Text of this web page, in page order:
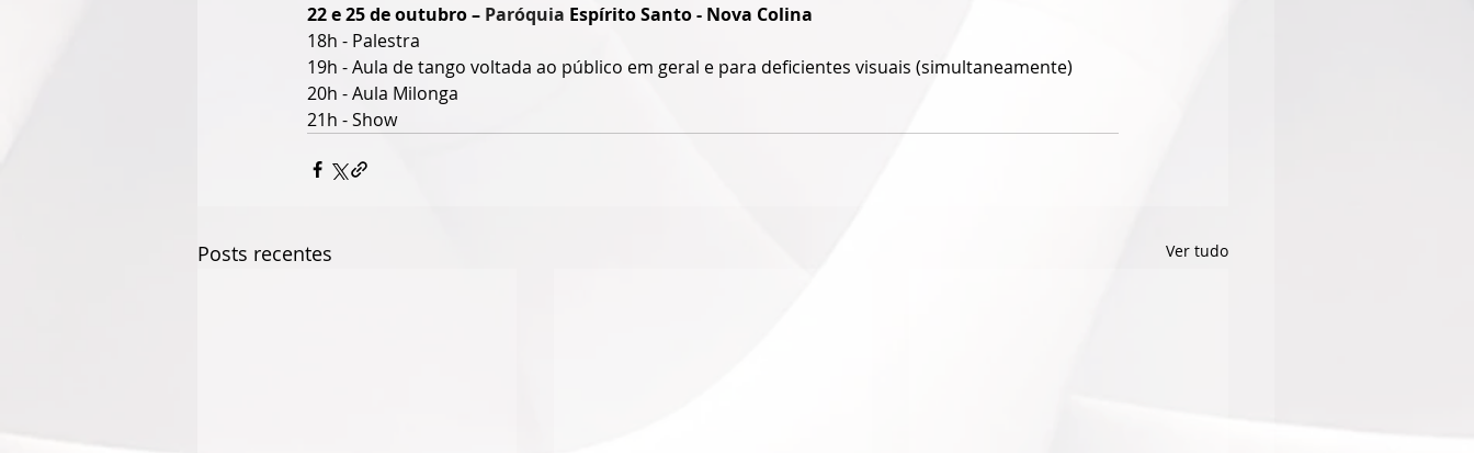
22 e 25 de outubro – Paróquia Espírito Santo - Nova Colina
18h - Palestra
19h - Aula de tango voltada ao público em geral e para deficientes visuais (simultaneamente)
20h - Aula Milonga
21h - Show
Posts recentes Ver tudo